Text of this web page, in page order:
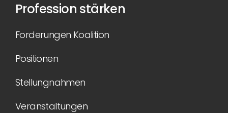
Profession stärken
Forderungen Koalition
Positionen
Stellungnahmen
Veranstaltungen